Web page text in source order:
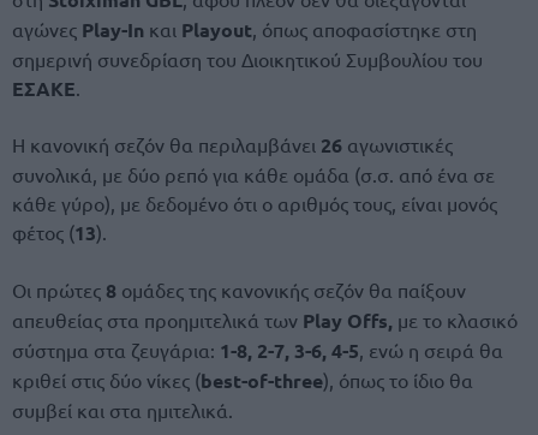
αγώνες Play-In και Playout, όπως αποφασίστηκε στη
σημερινή συνεδρίαση του Διοικητικού Συμβουλίου του
ΕΣΑΚΕ.
Η κανονική σεζόν θα περιλαμβάνει 26 αγωνιστικές
συνολικά, με δύο ρεπό για κάθε ομάδα (σ.σ. από ένα σε
κάθε γύρο), με δεδομένο ότι ο αριθμός τους, είναι μονός
φέτος (13).
Οι πρώτες 8 ομάδες της κανονικής σεζόν θα παίξουν
απευθείας στα προημιτελικά των Play Offs, με το κλασικό
σύστημα στα ζευγάρια: 1-8, 2-7, 3-6, 4-5 , ενώ η σειρά θα
κριθεί στις δύο νίκες (best-of-three), όπως το ίδιο θα
συμβεί και στα ημιτελικά.